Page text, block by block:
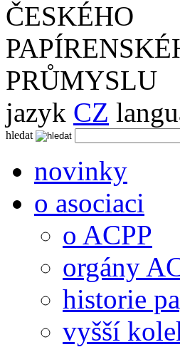
ČESKÉHO
PRŮMYSLU
jazyk CZ
hledat
novinky
o asociaci
o ACPP
orgány
historie
vyšší